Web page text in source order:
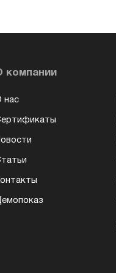
компании
нас